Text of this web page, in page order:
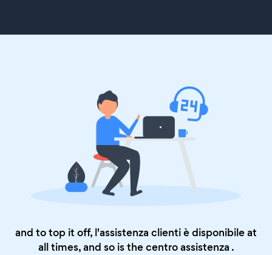
and to top it off, l'assistenza clienti è disponibile at
all times, and so is thecentro assistenza .